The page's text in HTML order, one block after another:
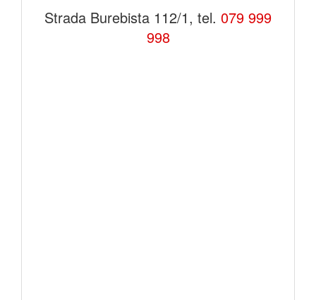
Strada Burebista 112/1, tel. 079 999
998